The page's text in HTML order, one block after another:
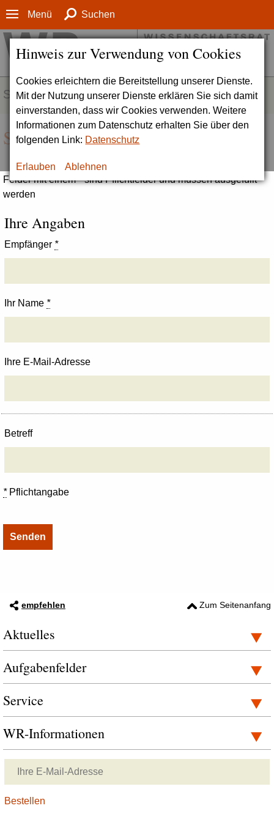
Hinweis zur Verwendung von Cookies
Cookies erleichtern die Bereitstellung unserer Dienste.
Mit der Nutzung unserer Dienste erklären Sie sich damit
einverstanden, dass wir Cookies verwenden. Weitere
Informationen zum Datenschutz erhalten Sie über den
folgenden Link: Datenschutz
Erlauben Ablehnen
Menü Suchen
SERVICE
Seite empfehlen
Felder mit einem * sind Pflichtfelder und müssen ausgefüllt
werden
Ihre Angaben
Empfänger *
Ihr Name *
Ihre E-Mail-Adresse
Betreff
*Pflichtangabe
empfehlen Zum Seitenanfang
Aktuelles
Aufgabenfelder
Service
WR-Informationen